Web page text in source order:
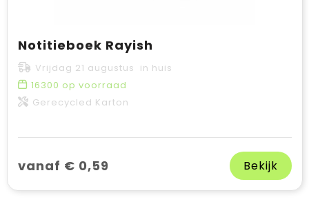
Notitieboek Rayish
Vrijdag 21 augustus in huis
16300 op voorraad
Gerecycled Karton
vanaf € 0,59 Bekijk